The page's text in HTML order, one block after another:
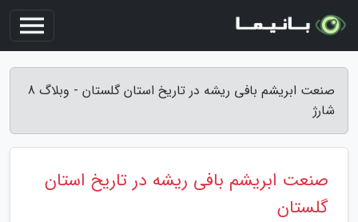
صنعت ابریشم بافی ریشه در تاریخ استان گلستان - وبلاگ 8
شارژ
صنعت ابریشم بافی ریشه در تاریخ استان
گلستان